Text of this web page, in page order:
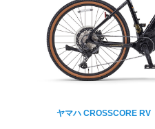
ヤマハ CROSSCORE RV